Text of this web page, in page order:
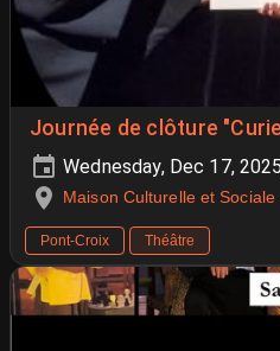
Journée de clôture
Wednesday, Dec 17,
Maison Culturelle et
Pont-Croix Théâtre